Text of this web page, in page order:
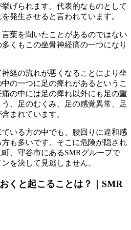
げられます。代表的なものとして
発生させると言われています。
葉を聞いたことがあるのではない
くもこの坐骨神経痛の一つになり
経の流れが悪くなることにより坐
の一つに足の痺れがあるというこ
の中には足の痺れ以外にも足の重
、足のむくみ、足の感覚異常、足
まれています。
いる方の中でも、腰回りに違和感
も多いです。そこに危険が隠され
、守谷市にあるSMRグループで
を決して見逃しません。
くと起こることは？｜SMR